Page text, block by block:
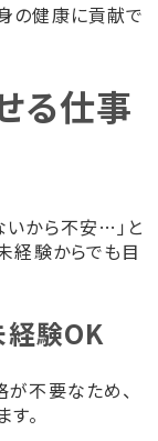
の健康に貢献で
る仕事
いから不安…」と
経験からでも目
経験OK
不要なため、
。